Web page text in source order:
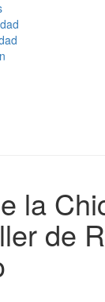
la
de